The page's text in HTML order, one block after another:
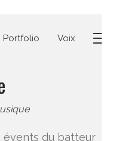
Portfolio Voix
évents du batteur